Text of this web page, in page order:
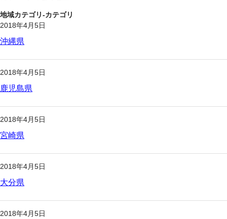
地域カテゴリ-カテゴリ
2018年4月5日
沖縄県
2018年4月5日
鹿児島県
2018年4月5日
宮崎県
2018年4月5日
大分県
2018年4月5日